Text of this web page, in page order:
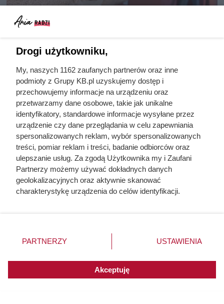
Kupił kocioł na pellet, licząc na
wygodę. Po pierwszej zimie
zobaczył prawdziwe koszty
liczby ludzi niż Hitler i Stalin
Drogi użytkowniku,
My, naszych 1162 zaufanych partnerów oraz inne
podmioty z Grupy KB.pl uzyskujemy dostęp i
przechowujemy informacje na urządzeniu oraz
przetwarzamy dane osobowe, takie jak unikalne
identyfikatory, standardowe informacje wysyłane przez
urządzenie czy dane przeglądania w celu zapewniania
spersonalizowanych reklam, wybór spersonalizowanych
treści, pomiar reklam i treści, badanie odbiorców oraz
ulepszanie usług. Za zgodą Użytkownika my i Zaufani
Partnerzy możemy używać dokładnych danych
geolokalizacyjnych oraz aktywnie skanować
charakterystykę urządzenia do celów identyfikacji.
zmienić/wycofać klikając przycisk ustawień prywatności
znajdujący się w lewym dolnym rogu strony. Niektóre
użytkownika, ale masz prawo sprzeciwić się takiemu
przetwarzaniu. Preferencje będą miały zastosowania do
PARTNERZY USTAWIENIA
Akceptuję